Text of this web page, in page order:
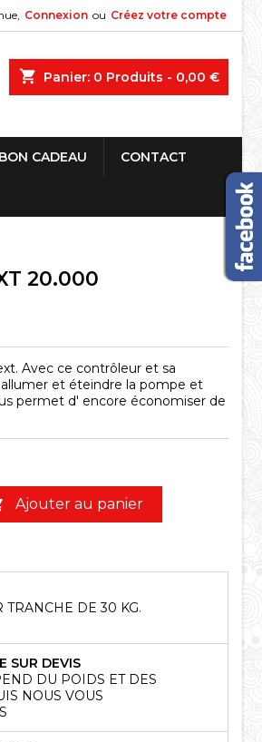
Connexion ou Créez votre compte
shopping_cart Panier: 0 Produits - 0,00 €
BON CADEAU CONTACT
20.000
Avec ce contrôleur et sa
et éteindre la pompe et
permet d' encore économiser de
Ajouter au panier
TRANCHE DE 30 KG.
SUR DEVIS
DU POIDS ET DES
NOUS VOUS